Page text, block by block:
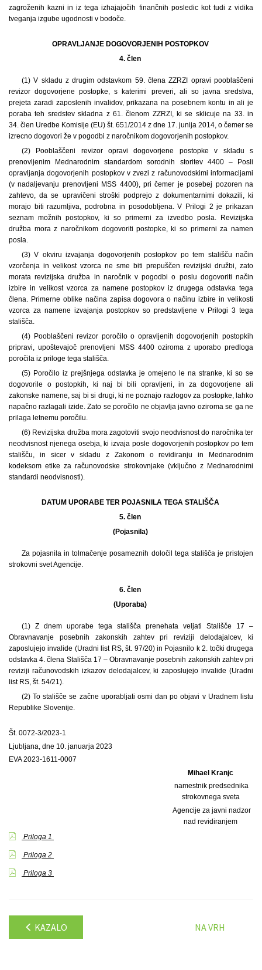
zagroženih kazni in iz tega izhajajočih finančnih posledic kot tudi z vidika
tveganja izgube ugodnosti v bodoče.
OPRAVLJANJE DOGOVORJENIH POSTOPKOV
4. člen
(1) V skladu z drugim odstavkom 59. člena ZZRZI opravi pooblaščeni
revizor dogovorjene postopke, s katerimi preveri, ali so javna sredstva,
prejeta zaradi zaposlenih invalidov, prikazana na posebnem kontu in ali je
poraba teh sredstev skladna z 61. členom ZZRZI, ki se sklicuje na 33. in
34. člen Uredbe Komisije (EU) št. 651/2014 z dne 17. junija 2014, o čemer se
izrecno dogovori že v pogodbi z naročnikom dogovorjenih postopkov.
(2) Pooblaščeni revizor opravi dogovorjene postopke v skladu s
prenovljenim Mednarodnim standardom sorodnih storitev 4400 – Posli
opravljanja dogovorjenih postopkov v zvezi z računovodskimi informacijami
(v nadaljevanju prenovljeni MSS 4400), pri čemer je posebej pozoren na
zahtevo, da se upravičeni stroški podprejo z dokumentarnimi dokazili, ki
morajo biti razumljiva, podrobna in posodobljena. V Prilogi 2 je prikazan
seznam možnih postopkov, ki so primerni za izvedbo posla. Revizijska
družba mora z naročnikom dogovoriti postopke, ki so primerni za namen
posla.
(3) V okviru izvajanja dogovorjenih postopkov po tem stališču način
vzorčenja in velikost vzorca ne sme biti prepuščen revizijski družbi, zato
morata revizijska družba in naročnik v pogodbi o poslu dogovoriti način
izbire in velikost vzorca za namene postopkov iz drugega odstavka tega
člena. Primerne oblike načina zapisa dogovora o načinu izbire in velikosti
vzorca za namene izvajanja postopkov so predstavljene v Prilogi 3 tega
stališča.
(4) Pooblaščeni revizor poročilo o opravljenih dogovorjenih postopkih
pripravi, upoštevajoč prenovljeni MSS 4400 oziroma z uporabo predloga
poročila iz priloge tega stališča.
(5) Poročilo iz prejšnjega odstavka je omejeno le na stranke, ki so se
dogovorile o postopkih, ki naj bi bili opravljeni, in za dogovorjene ali
zakonske namene, saj bi si drugi, ki ne poznajo razlogov za postopke, lahko
napačno razlagali izide. Zato se poročilo ne objavlja javno oziroma se ga ne
prilaga letnemu poročilu.
(6) Revizijska družba mora zagotoviti svojo neodvisnost do naročnika ter
neodvisnost njenega osebja, ki izvaja posle dogovorjenih postopkov po tem
stališču, in sicer v skladu z Zakonom o revidiranju in Mednarodnim
kodeksom etike za računovodske strokovnjake (vključno z Mednarodnimi
standardi neodvisnosti).
DATUM UPORABE TER POJASNILA TEGA STALIŠČA
5. člen
(Pojasnila)
Za pojasnila in tolmačenje posameznih določil tega stališča je pristojen
strokovni svet Agencije.
6. člen
(Uporaba)
(1) Z dnem uporabe tega stališča prenehata veljati Stališče 17 –
Obravnavanje posebnih zakonskih zahtev pri reviziji delodajalcev, ki
zaposlujejo invalide (Uradni list RS, št. 97/20) in Pojasnilo k 2. točki drugega
odstavka 4. člena Stališča 17 – Obravnavanje posebnih zakonskih zahtev pri
reviziji računovodskih izkazov delodajalcev, ki zaposlujejo invalide (Uradni
list RS, št. 54/21).
(2) To stališče se začne uporabljati osmi dan po objavi v Uradnem listu
Republike Slovenije.
Št. 0072-3/2023-1
Ljubljana, dne 10. januarja 2023
EVA 2023-1611-0007
Mihael Kranjc
namestnik predsednika
strokovnega sveta
Agencije za javni nadzor
nad revidiranjem
Priloga 1
Priloga 2
Priloga 3
KAZALO NA VRH